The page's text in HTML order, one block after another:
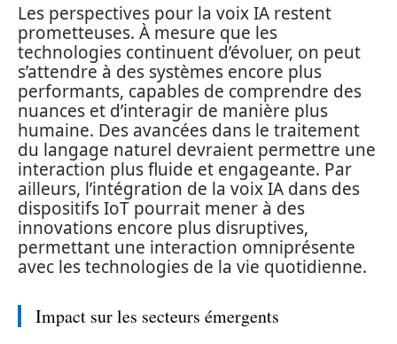
Les perspectives pour la voix IA restent
prometteuses. À mesure que les
technologies continuent d’évoluer, on peut
s’attendre à des systèmes encore plus
performants, capables de comprendre des
nuances et d’interagir de manière plus
humaine. Des avancées dans le traitement
du langage naturel devraient permettre une
interaction plus fluide et engageante. Par
ailleurs, l’intégration de la voix IA dans des
dispositifs IoT pourrait mener à des
innovations encore plus disruptives,
permettant une interaction omniprésente
avec les technologies de la vie quotidienne.
Impact sur les secteurs émergents